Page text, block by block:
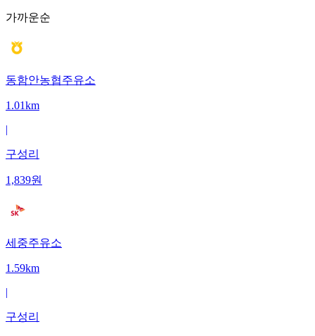
가까운순
동함안농협주유소
1.01km
|
구성리
1,839원
세중주유소
1.59km
|
구성리